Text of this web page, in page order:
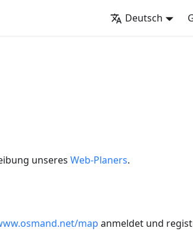
Deutsch
unseres Web-Planers.
map anmeldet und